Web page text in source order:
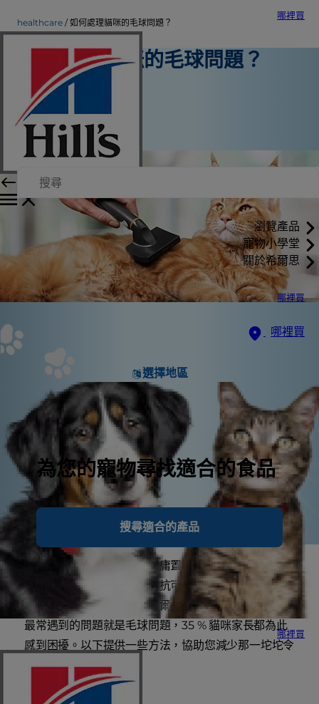
哪裡買
瀏覽產品
寵物小學堂
關於希爾思
哪裡買
哪裡買
選擇地區
為您的寵物尋找適合的食品
搜尋適合的產品
哪裡買
healthcare 如何處理貓咪的毛球問題？
如何處理貓咪的毛球問題？
寵物保健
Kara Murphy
|
2016年11月3日
您很愛您的貓咪，這絕對無庸置疑，但貓咪的毛球呢？
不怎麼喜歡。別害怕，在對抗可怕毛球的路上，您不是
孤軍奮戰。事實上，根據希爾思的研究顯示，貓咪家長
最常遇到的問題就是毛球問題，35 % 貓咪家長都為此
感到困擾。以下提供一些方法，協助您減少那一坨坨令
人討厭的毛球。